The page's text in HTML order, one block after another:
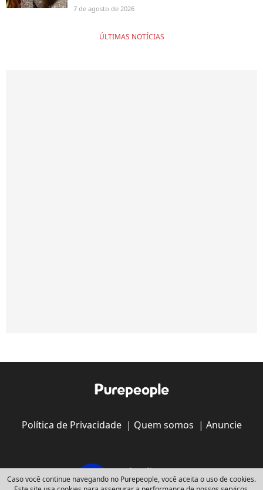
7 de agosto de 2026
ÚLTIMAS NOTÍCIAS
Política de Privacidade| Quem somos | Anuncie
Caso você continue navegando no Purepeople, você aceita o uso de cookies.